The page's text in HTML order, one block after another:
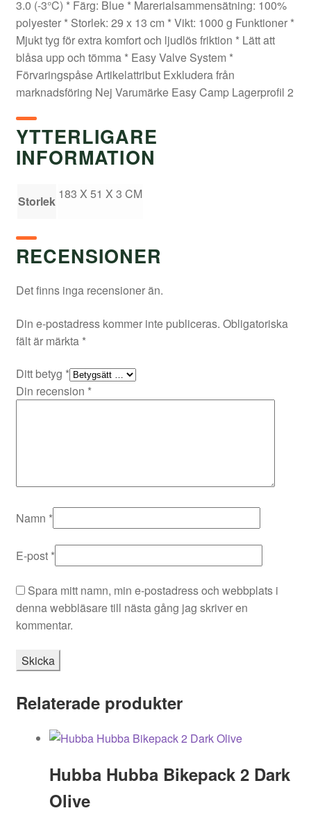
3.0 (-3°C) * Färg: Blue * Marerialsammensätning: 100%
polyester * Storlek: 29 x 13 cm * Vikt: 1000 g Funktioner *
Mjukt tyg för extra komfort och ljudlös friktion * Lätt att
blåsa upp och tömma * Easy Valve System *
Förvaringspåse Artikelattribut Exkludera från
marknadsföring Nej Varumärke Easy Camp Lagerprofil 2
YTTERLIGARE
INFORMATION
Storlek 183 X 51 X 3 CM
RECENSIONER
Det finns inga recensioner än.
Din e-postadress kommer inte publiceras. Obligatoriska
fält är märkta *
Ditt betyg *
Din recension *
Namn *
E-post *
Spara mitt namn, min e-postadress och webbplats i
denna webbläsare till nästa gång jag skriver en
kommentar.
Relaterade produkter
Hubba Hubba Bikepack 2 Dark
Olive